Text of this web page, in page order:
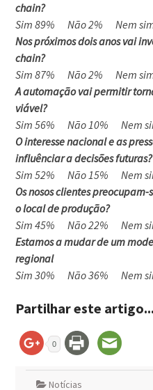
chain?
Sim 89% Não 2% Nem sim
Nos próximos dois anos vai
chain?
Sim 87% Não 2% Nem sim
A automação vai permitir
viável?
Sim 56% Não 10% Nem
O interesse nacional e as
influênciar a decisões futuras?
Sim 52% Não 15% Nem
Os nosos clientes
o local de produção?
Sim 45% Não 22% Nem
Estamos a mudar de um
regional
Sim 30% Não 36% Nem
Partilhar este artigo...
0
Notícias